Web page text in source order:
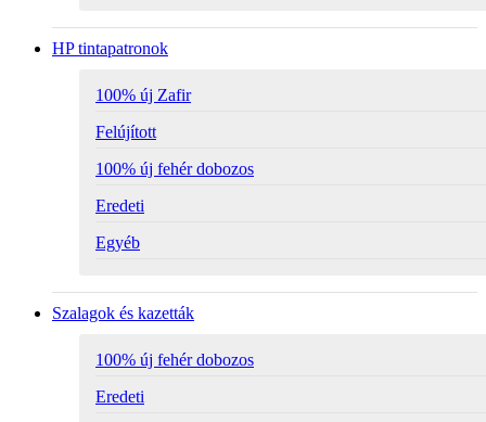
HP tintapatronok
100% új Zafir
Felújított
100% új fehér dobozos
Eredeti
Egyéb
Szalagok és kazetták
100% új fehér dobozos
Eredeti